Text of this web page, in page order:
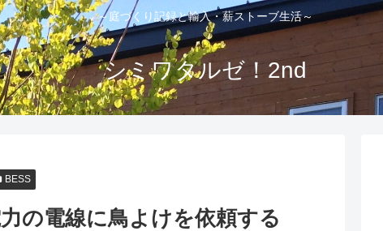
～庭づくり記録と輸入・薪ストーブ生活～
シミワタルゼ！2nd
BESS
の電線に鳥よけを依頼する